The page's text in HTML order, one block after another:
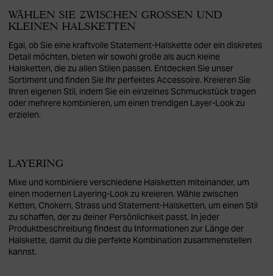
WÄHLEN SIE ZWISCHEN GROSSEN UND K
LEINEN HALSKETTEN
Egal, ob Sie eine kraftvolle Statement-Halskette oder ein diskretes
Detail möchten, bieten wir sowohl große als auch kleine
Halsketten, die zu allen Stilen passen. Entdecken Sie unser
Sortiment und finden Sie Ihr perfektes Accessoire. Kreieren Sie
Ihren eigenen Stil, indem Sie ein einzelnes Schmuckstück tragen
oder mehrere kombinieren, um einen trendigen Layer-Look zu
erzielen.
LAYERING
Mixe und kombiniere verschiedene Halsketten miteinander, um
einen modernen Layering-Look zu kreieren. Wähle zwischen
Ketten, Chokern, Strass und Statement-Halsketten, um einen Stil
zu schaffen, der zu deiner Persönlichkeit passt. In jeder
Produktbeschreibung findest du Informationen zur Länge der
Halskette, damit du die perfekte Kombination zusammenstellen
kannst.